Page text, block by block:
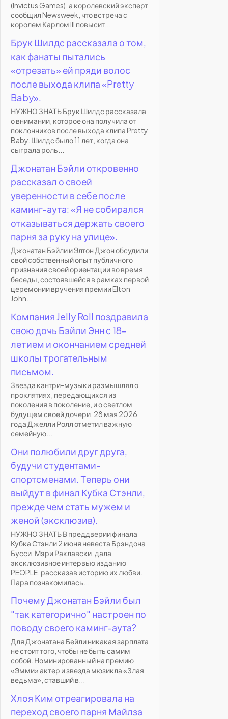
(Invictus Games), а королевский эксперт
сообщил Newsweek, что встреча с
королем Карлом III повысит...
Брук Шилдс рассказала о том,
как фанаты пытались
«отрезать» ей пряди волос
после выхода клипа «Pretty
Baby».
НУЖНО ЗНАТЬ Брук Шилдс рассказала
о внимании, которое она получила от
поклонников после выхода клипа Pretty
Baby. Шилдс было 11 лет, когда она
сыграла роль...
Джонатан Бэйли откровенно
рассказал о своей
уверенности в себе после
каминг-аута: «Я не собирался
отказываться держать своего
парня за руку на улице».
Джонатан Бэйли и Элтон Джон обсудили
свой собственный опыт публичного
признания своей ориентации во время
беседы, состоявшейся в рамках первой
церемонии вручения премии Elton
John...
Компания Jelly Roll поздравила
свою дочь Бэйли Энн с 18-
летием и окончанием средней
школы трогательным
письмом.
Звезда кантри-музыки размышлял о
проклятиях, передающихся из
поколения в поколение, и о светлом
будущем своей дочери. 28 мая 2026
года Джелли Ролл отметил важную
семейную...
Они полюбили друг друга,
будучи студентами-
спортсменами. Теперь они
выйдут в финал Кубка Стэнли,
прежде чем стать мужем и
женой (эксклюзив).
НУЖНО ЗНАТЬ В преддверии финала
Кубка Стэнли 2 июня невеста Брэндона
Бусси, Мэри Раклавски, дала
эксклюзивное интервью изданию
PEOPLE, рассказав историю их любви.
Пара познакомилась...
Почему Джонатан Бэйли был
"так категорично" настроен по
поводу своего каминг-аута?
Для Джонатана Бейли никакая зарплата
не стоит того, чтобы не быть самим
собой. Номинированный на премию
«Эмми» актер и звезда мюзикла «Злая
ведьма», ставший в...
Хлоя Ким отреагировала на
переход своего парня Майлза